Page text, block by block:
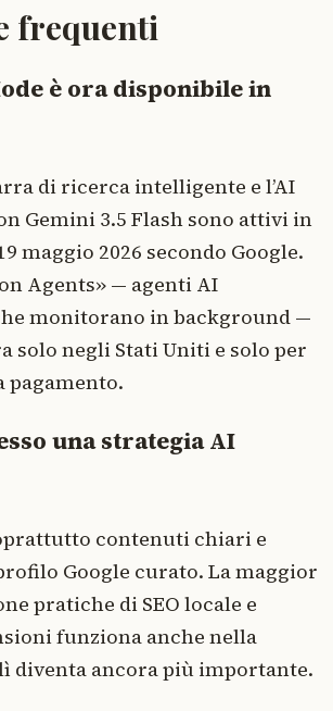
frequenti
è ora disponibile in
di ricerca intelligente e l’AI
Gemini 3.5 Flash sono attivi in
maggio 2026 secondo Google.
Agents» — agenti AI
monitorano in background —
solo negli Stati Uniti e solo per
pagamento.
una strategia AI
contenuti chiari e
Google curato. La maggior
pratiche di SEO locale e
funziona anche nella
diventa ancora più importante.